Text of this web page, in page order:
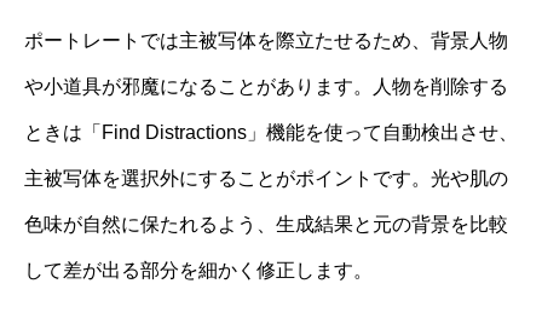
ポートレートでは主被写体を際立たせるため、背景人物
や小道具が邪魔になることがあります。人物を削除する
ときは「Find Distractions」機能を使って自動検出させ、
主被写体を選択外にすることがポイントです。光や肌の
色味が自然に保たれるよう、生成結果と元の背景を比較
して差が出る部分を細かく修正します。